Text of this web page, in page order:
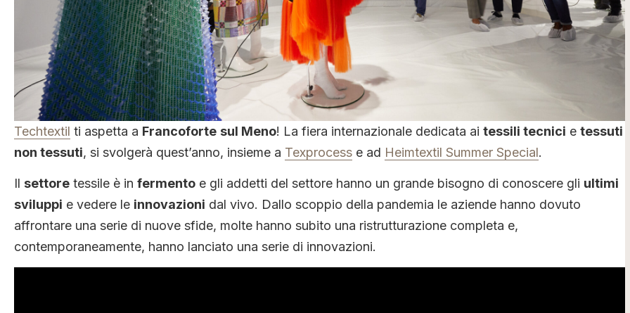
Techtextil ti aspetta a Francoforte sul Meno! La fiera internazionale dedicata ai tessili tecnici e tessuti
non tessuti, si svolgerà quest’anno, insieme a Texprocess e ad Heimtextil Summer Special.
Il settore tessile è in fermento e gli addetti del settore hanno un grande bisogno di conoscere gli ultimi
sviluppi e vedere le innovazioni dal vivo. Dallo scoppio della pandemia le aziende hanno dovuto
affrontare una serie di nuove sfide, molte hanno subito una ristrutturazione completa e,
contemporaneamente, hanno lanciato una serie di innovazioni.